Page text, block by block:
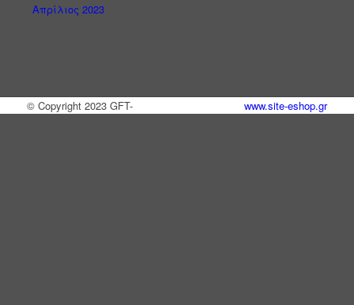
Απρίλιος 2023
© Copyright 2023 GFT- www.site-eshop.gr